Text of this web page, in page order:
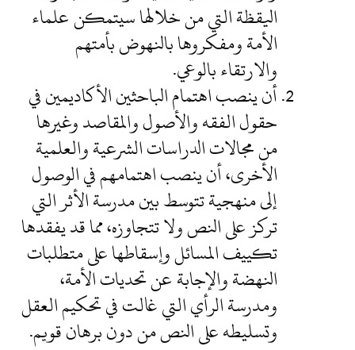
اليقظة التي من خلالها سيتمكن علماء
الأمة ومفكروها بالنهوض بأمتهم
والارتقاء بالوعي.
أن ينصب اهتمام الباحثين الأكاديمين في
حقول الفقه والأصول والمقاصد وغيرها
من مجالات الدراسات الشرعية والعلمية
الأخرى، أن ينصب اهتمامهم في الوصول
إلى منهجية تتوسط بين مدرسة الأثر التي
تركز على النص ولا تتجاوزه، مما قد يفقدها
تكييف المسائل وإسقاطها على متطلبات
النهضة والإجابة عن تحديات الأمة،
ومدرسة الرأي التي غالت في تحكيم العقل
وتسليطه على النص من دون برهان قويم.